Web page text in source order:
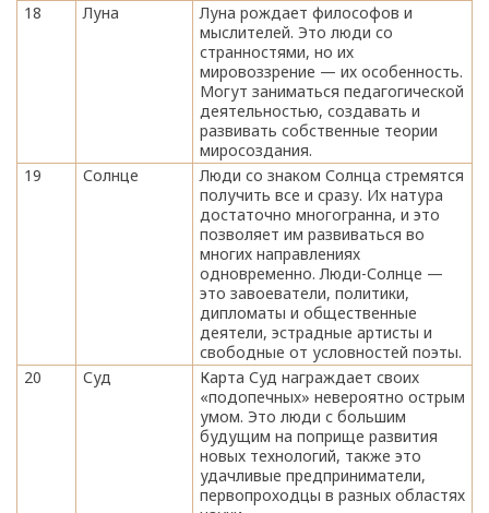
18
Луна
Луна рождает философов и
мыслителей. Это люди со
странностями, но их
мировоззрение — их особенность.
Могут заниматься педагогической
деятельностью, создавать и
развивать собственные теории
миросоздания.
19
Солнце
Люди со знаком Солнца стремятся
получить все и сразу. Их натура
достаточно многогранна, и это
позволяет им развиваться во
многих направлениях
одновременно. Люди-Солнце —
это завоеватели, политики,
дипломаты и общественные
деятели, эстрадные артисты и
свободные от условностей поэты.
20
Суд
Карта Суд награждает своих
«подопечных» невероятно острым
умом. Это люди с большим
будущим на поприще развития
новых технологий, также это
удачливые предприниматели,
первопроходцы в разных областях